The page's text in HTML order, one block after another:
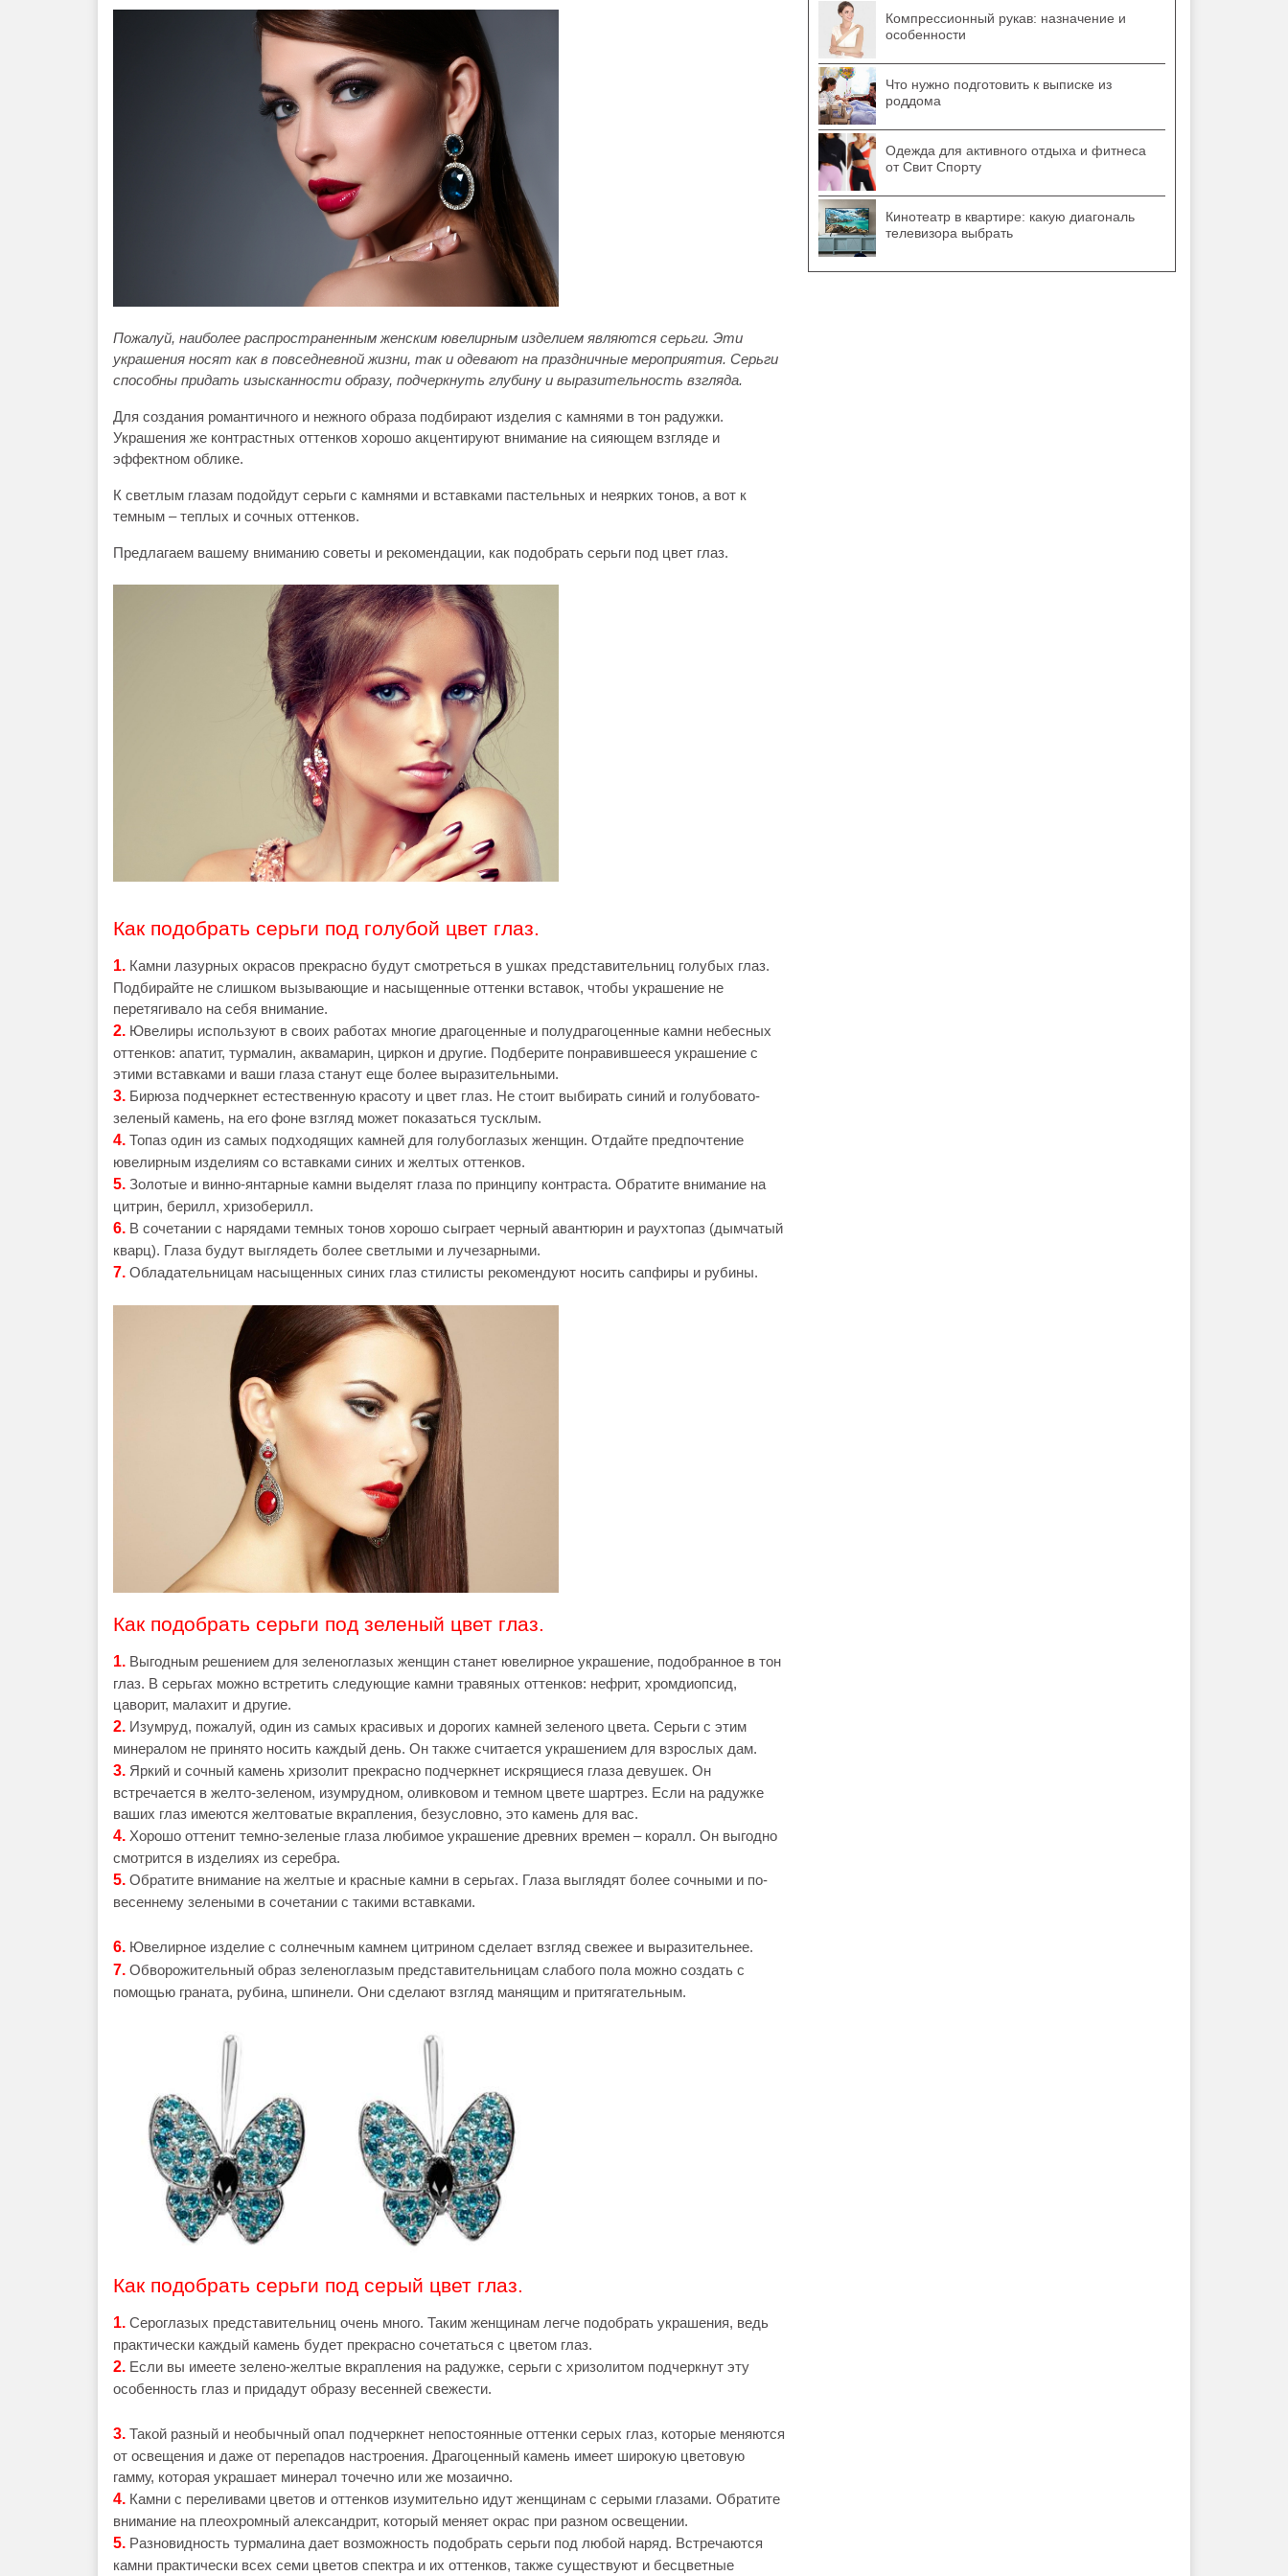
Пожалуй, наиболее распространенным женским ювелирным изделием являются серьги. Эти
украшения носят как в повседневной жизни, так и одевают на праздничные мероприятия. Серьги
способны придать изысканности образу, подчеркнуть глубину и выразительность взгляда.
Для создания романтичного и нежного образа подбирают изделия с камнями в тон радужки.
Украшения же контрастных оттенков хорошо акцентируют внимание на сияющем взгляде и
эффектном облике.
К светлым глазам подойдут серьги с камнями и вставками пастельных и неярких тонов, а вот к
темным – теплых и сочных оттенков.
Предлагаем вашему вниманию советы и рекомендации, как подобрать серьги под цвет глаз.
Как подобрать серьги под голубой цвет глаз.
1. Камни лазурных окрасов прекрасно будут смотреться в ушках представительниц голубых глаз.
Подбирайте не слишком вызывающие и насыщенные оттенки вставок, чтобы украшение не
перетягивало на себя внимание.
2. Ювелиры используют в своих работах многие драгоценные и полудрагоценные камни небесных
оттенков: апатит, турмалин, аквамарин, циркон и другие. Подберите понравившееся украшение с
этими вставками и ваши глаза станут еще более выразительными.
3. Бирюза подчеркнет естественную красоту и цвет глаз. Не стоит выбирать синий и голубовато-
зеленый камень, на его фоне взгляд может показаться тусклым.
4. Топаз один из самых подходящих камней для голубоглазых женщин. Отдайте предпочтение
ювелирным изделиям со вставками синих и желтых оттенков.
5. Золотые и винно-янтарные камни выделят глаза по принципу контраста. Обратите внимание на
цитрин, берилл, хризоберилл.
6. В сочетании с нарядами темных тонов хорошо сыграет черный авантюрин и раухтопаз (дымчатый
кварц). Глаза будут выглядеть более светлыми и лучезарными.
7. Обладательницам насыщенных синих глаз стилисты рекомендуют носить сапфиры и рубины.
Как подобрать серьги под зеленый цвет глаз.
1. Выгодным решением для зеленоглазых женщин станет ювелирное украшение, подобранное в тон
глаз. В серьгах можно встретить следующие камни травяных оттенков: нефрит, хромдиопсид,
цаворит, малахит и другие.
2. Изумруд, пожалуй, один из самых красивых и дорогих камней зеленого цвета. Серьги с этим
минералом не принято носить каждый день. Он также считается украшением для взрослых дам.
3. Яркий и сочный камень хризолит прекрасно подчеркнет искрящиеся глаза девушек. Он
встречается в желто-зеленом, изумрудном, оливковом и темном цвете шартрез. Если на радужке
ваших глаз имеются желтоватые вкрапления, безусловно, это камень для вас.
4. Хорошо оттенит темно-зеленые глаза любимое украшение древних времен – коралл. Он выгодно
смотрится в изделиях из серебра.
5. Обратите внимание на желтые и красные камни в серьгах. Глаза выглядят более сочными и по-
весеннему зелеными в сочетании с такими вставками.
6. Ювелирное изделие с солнечным камнем цитрином сделает взгляд свежее и выразительнее.
7. Обворожительный образ зеленоглазым представительницам слабого пола можно создать с
помощью граната, рубина, шпинели. Они сделают взгляд манящим и притягательным.
Как подобрать серьги под серый цвет глаз.
1. Сероглазых представительниц очень много. Таким женщинам легче подобрать украшения, ведь
практически каждый камень будет прекрасно сочетаться с цветом глаз.
2. Если вы имеете зелено-желтые вкрапления на радужке, серьги с хризолитом подчеркнут эту
особенность глаз и придадут образу весенней свежести.
3. Такой разный и необычный опал подчеркнет непостоянные оттенки серых глаз, которые меняются
от освещения и даже от перепадов настроения. Драгоценный камень имеет широкую цветовую
гамму, которая украшает минерал точечно или же мозаично.
4. Камни с переливами цветов и оттенков изумительно идут женщинам с серыми глазами. Обратите
внимание на плеохромный александрит, который меняет окрас при разном освещении.
5. Разновидность турмалина дает возможность подобрать серьги под любой наряд. Встречаются
камни практически всех семи цветов спектра и их оттенков, также существуют и бесцветные
Компрессионный рукав: назначение и
особенности
Что нужно подготовить к выписке из
роддома
Одежда для активного отдыха и фитнеса
от Свит Спорту
Кинотеатр в квартире: какую диагональ
телевизора выбрать